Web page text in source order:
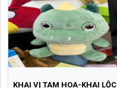
KHAI VỊ TAM HOA-KHAI LỘC